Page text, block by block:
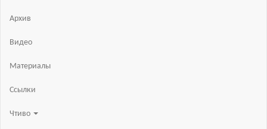
Архив
Видео
Материалы
Ссылки
Чтиво